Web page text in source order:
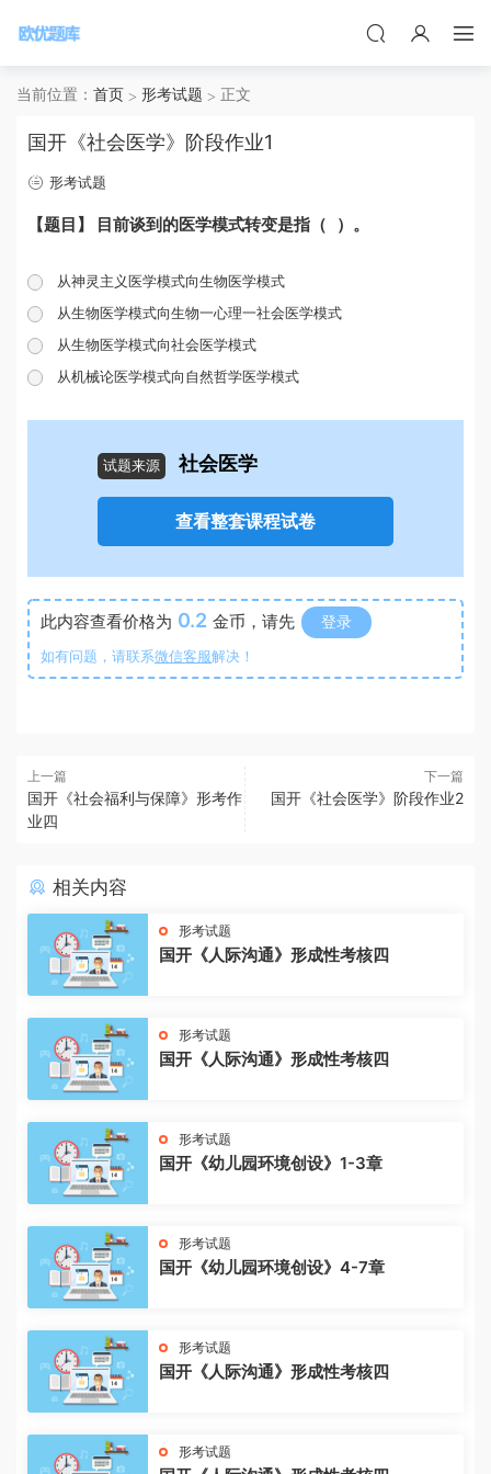
当前位置： 首页 形考试题 正文
国开《社会医学》阶段作业1
形考试题
【题目】 目前谈到的医学模式转变是指（ ）。
从神灵主义医学模式向生物医学模式
从生物医学模式向生物一心理一社会医学模式
从生物医学模式向社会医学模式
从机械论医学模式向自然哲学医学模式
试题来源 社会医学
查看整套课程试卷
此内容查看价格为 0.2 金币，请先 登录
如有问题，请联系微信客服解决！
上一篇
国开《社会福利与保障》形考作
业四
下一篇
国开《社会医学》阶段作业2
相关内容
形考试题
国开《人际沟通》形成性考核四
形考试题
国开《人际沟通》形成性考核四
形考试题
国开《幼儿园环境创设》1-3章
形考试题
国开《幼儿园环境创设》4-7章
形考试题
国开《人际沟通》形成性考核四
形考试题